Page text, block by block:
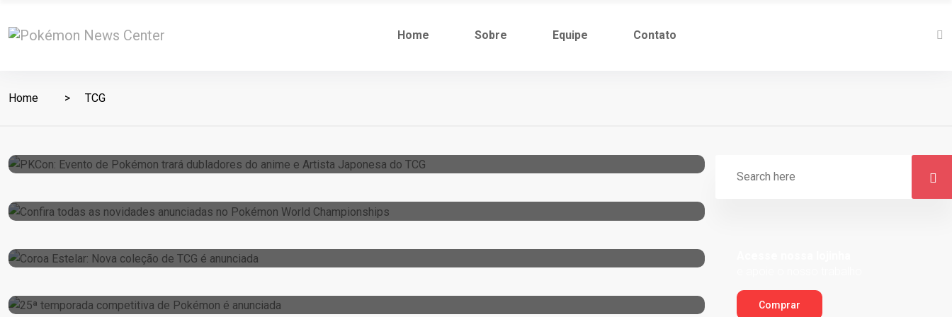
Home Sobre Equipe Contato
Home TCG
19 de August de 2024
27 de June de 2024
27 de June de 2024
7 de March de 2024
Comprar